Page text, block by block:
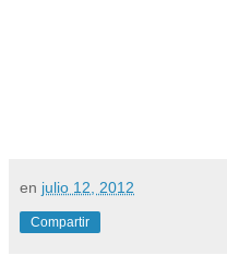
en julio 12, 2012
Compartir